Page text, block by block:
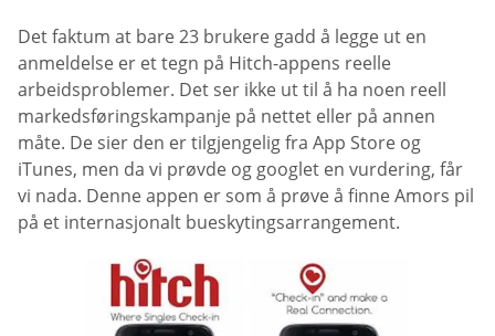
Det faktum at bare 23 brukere gadd å legge ut en
anmeldelse er et tegn på Hitch-appens reelle
arbeidsproblemer. Det ser ikke ut til å ha noen reell
markedsføringskampanje på nettet eller på annen
måte. De sier den er tilgjengelig fra App Store og
iTunes, men da vi prøvde og googlet en vurdering, får
vi nada. Denne appen er som å prøve å finne Amors pil
på et internasjonalt bueskytingsarrangement.